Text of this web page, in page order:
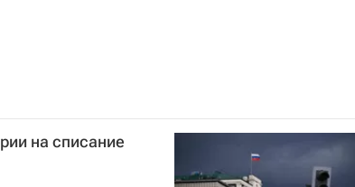
на списание